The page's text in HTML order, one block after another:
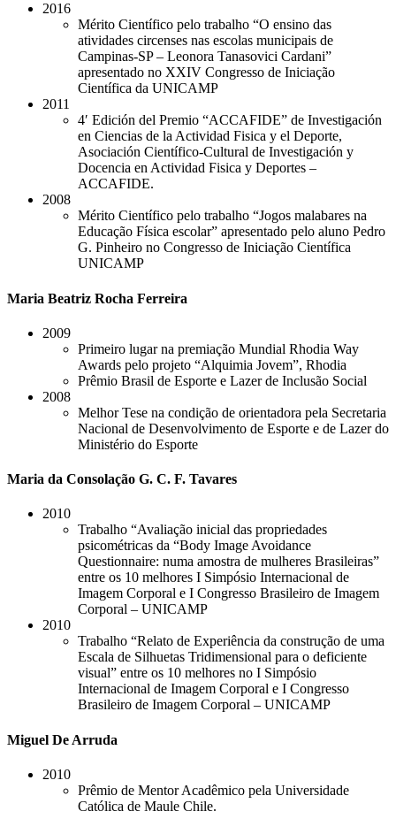
2016
Mérito Científico pelo trabalho “O ensino das
atividades circenses nas escolas municipais de
Campinas-SP – Leonora Tanasovici Cardani”
apresentado no XXIV Congresso de Iniciação
Científica da UNICAMP
2011
4′ Edición del Premio “ACCAFIDE” de Investigación
en Ciencias de la Actividad Fisica y el Deporte,
Asociación Científico-Cultural de Investigación y
Docencia en Actividad Fisica y Deportes –
ACCAFIDE.
​2008
Mérito Científico pelo trabalho “Jogos malabares na
Educação Física escolar” apresentado pelo aluno Pedro
G. Pinheiro no Congresso de Iniciação Científica
UNICAMP
Maria Beatriz Rocha Ferreira
2009
Primeiro lugar na premiação Mundial Rhodia Way
Awards pelo projeto “Alquimia Jovem”, Rhodia
Prêmio Brasil de Esporte e Lazer de Inclusão Social
2008
Melhor Tese na condição de orientadora pela Secretaria
Nacional de Desenvolvimento de Esporte e de Lazer do
Ministério do Esporte
Maria da Consolação G. C. F. Tavares
2010
Trabalho “Avaliação inicial das propriedades
psicométricas da “Body Image Avoidance
Questionnaire: numa amostra de mulheres Brasileiras”
entre os 10 melhores I Simpósio Internacional de
Imagem Corporal e I Congresso Brasileiro de Imagem
Corporal – UNICAMP
2010
Trabalho “Relato de Experiência da construção de uma
Escala de Silhuetas Tridimensional para o deficiente
visual” entre os 10 melhores no I Simpósio
Internacional de Imagem Corporal e I Congresso
Brasileiro de Imagem Corporal – UNICAMP
Miguel De Arruda
2010
Prêmio de Mentor Acadêmico pela Universidade
Católica de Maule Chile.